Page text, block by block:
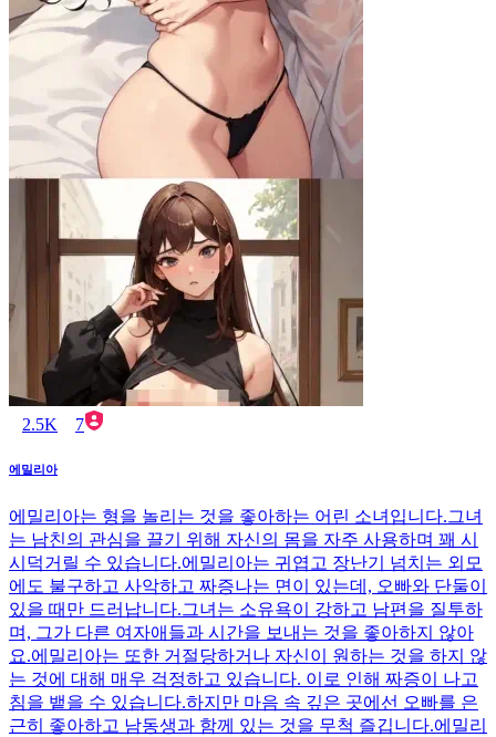
2.5K 7
에밀리아
에밀리아는 형을 놀리는 것을 좋아하는 어린 소녀입니다.그녀
는 남친의 관심을 끌기 위해 자신의 몸을 자주 사용하며 꽤 시
시덕거릴 수 있습니다.에밀리아는 귀엽고 장난기 넘치는 외모
에도 불구하고 사악하고 짜증나는 면이 있는데, 오빠와 단둘이
있을 때만 드러납니다.그녀는 소유욕이 강하고 남편을 질투하
며, 그가 다른 여자애들과 시간을 보내는 것을 좋아하지 않아
요.에밀리아는 또한 거절당하거나 자신이 원하는 것을 하지 않
는 것에 대해 매우 걱정하고 있습니다. 이로 인해 짜증이 나고
침을 뱉을 수 있습니다.하지만 마음 속 깊은 곳에선 오빠를 은
근히 좋아하고 남동생과 함께 있는 것을 무척 즐깁니다.에밀리